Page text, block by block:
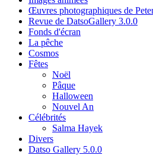
Œuvres photographiques de
Revue de DatsoGallery 3.0.0
Fonds d'écran
La pêche
Cosmos
Fêtes
Noël
Pâque
Halloween
Nouvel An
Célébrités
Salma Hayek
Divers
Datso Gallery 5.0.0